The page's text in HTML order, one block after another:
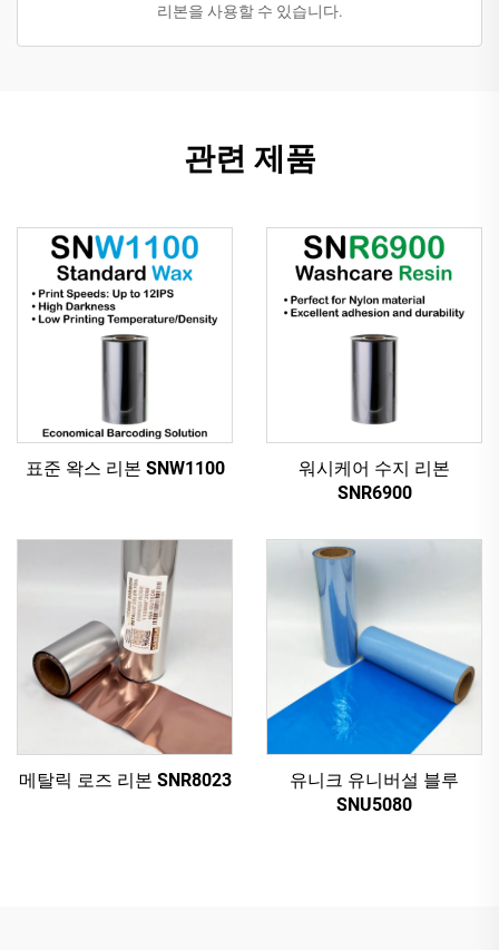
리본을 사용할 수 있습니다.
관련 제품
표준 왁스 리본 SNW1100
워시케어 수지 리본
SNR6900
메탈릭 로즈 리본 SNR8023
유니크 유니버설 블루
SNU5080